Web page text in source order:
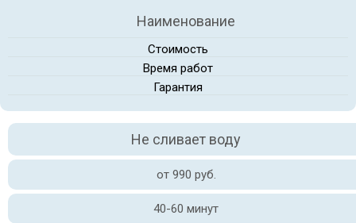
Наименование
Стоимость
Время работ
Гарантия
Не сливает воду
от 990 руб.
40-60 минут